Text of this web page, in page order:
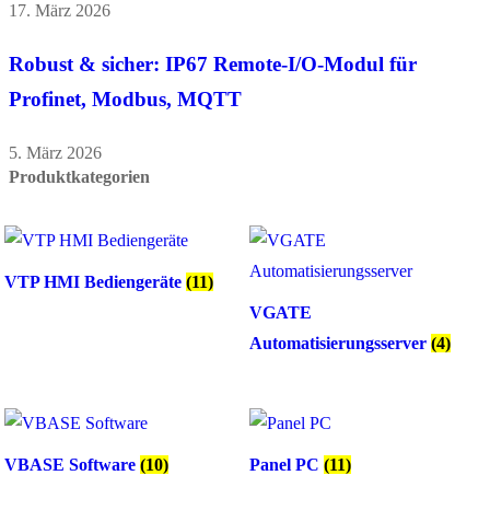
17. März 2026
Robust & sicher: IP67 Remote-I/O-Modul für
Profinet, Modbus, MQTT
5. März 2026
Produktkategorien
VTP HMI Bediengeräte (11)
VGATE
Automatisierungsserver (4)
VBASE Software (10) Panel PC (11)